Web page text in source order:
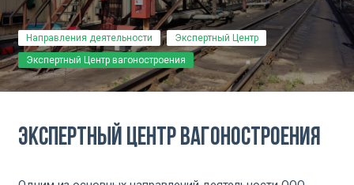
Направления деятельности
Экспертный Центр
Экспертный Центр вагоностроения
Экспертный Центр вагоностроения